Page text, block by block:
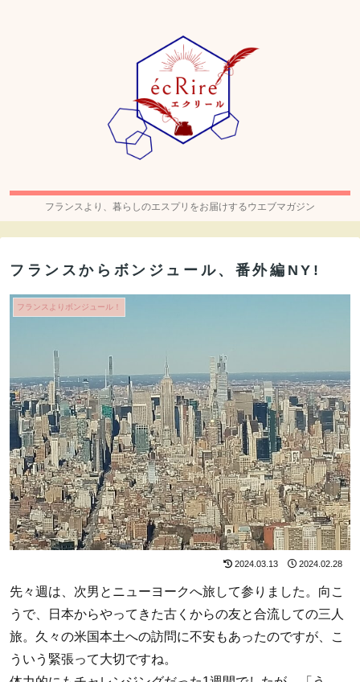
フランスより、暮らしのエスプリをお届けするウエブマガジン
フランスからボンジュール、番外編NY!
フランスよりボンジュール！
2024.03.13 2024.02.28
先々週は、次男とニューヨークへ旅して参りました。向こ
うで、日本からやってきた古くからの友と合流しての三人
旅。久々の米国本土への訪問に不安もあったのですが、こ
ういう緊張って大切ですね。